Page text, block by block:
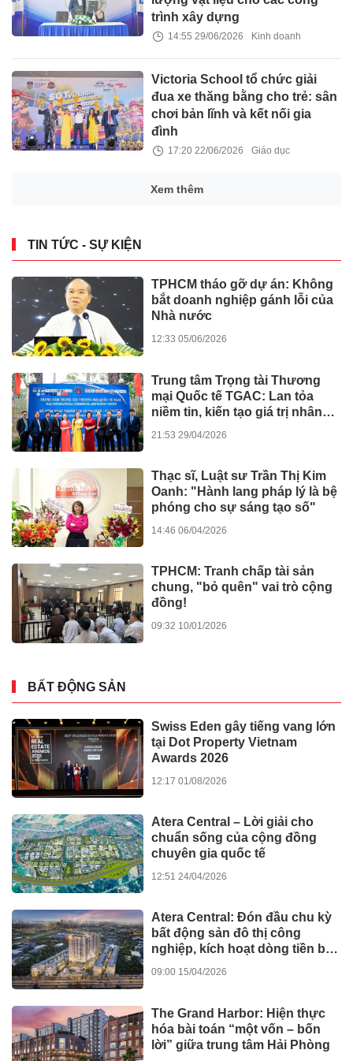
trình xây dựng
14:55 29/06/2026 Kinh doanh
Victoria School tổ chức giải
đua xe thăng bằng cho trẻ: sân
chơi bản lĩnh và kết nối gia
đình
17:20 22/06/2026 Giáo dục
Alan Walker bắt tay cùng
Disneyland Japan Hay
Đến Giải Trí Hấp Dẫn Nhất Khi
15:30 22/06/2026 Du lịch
Người trẻ định hình lại thói
quen hưởng thụ kì nghỉ và
18:02 15/06/2026 Kinh doanh
PHD Health Sciences: Cột mốc
09:00 09/06/2026 Kinh doanh
TPHCM tháo gỡ dự án: Không
ATERA CENTRAL ghi dấu ấn
với danh hiệu “Top 10 dự án
nhất Việt Nam”
Đau thắt lưng suốt 2 năm, đến
iBONE FiSiO mới biết nguyên
nhân
03/06/2026
KHỎE
Nhà đầu tư săn tìm bất động
sản khai thác ngay tại lõi trung
08:00 03/06/2026 Dự án